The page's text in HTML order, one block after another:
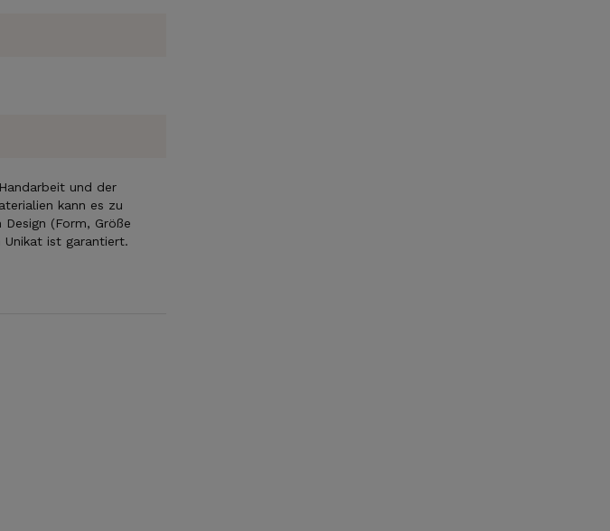
und der
kann es zu
(Form, Größe
Unikat ist garantiert.